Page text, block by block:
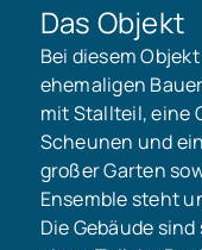
Das Objekt
Bei diesem
ehemaligen
mit Stallteil, eine
Scheunen und
großer Garten
Ensemble steht
Die Gebäude